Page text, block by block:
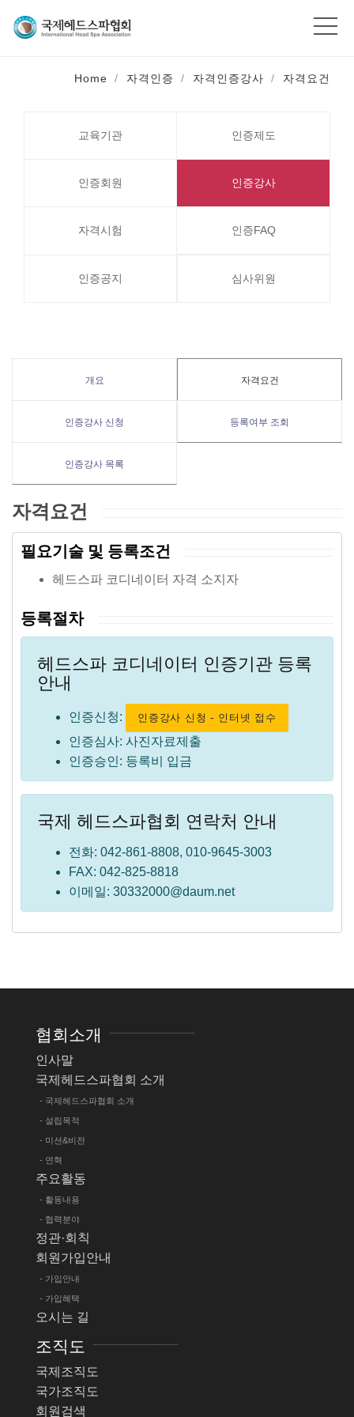
Home 자격인증 자격인증강사 자격요건
교육기관 인증제도
인증회원 인증강사
자격시험 인증FAQ
인증공지 심사위원
개요 자격요건
인증강사 신청 등록여부 조회
인증강사 목록
자격요건
필요기술 및 등록조건
헤드스파 코디네이터 자격 소지자
등록절차
헤드스파 코디네이터 인증기관 등록
안내
인증신청: 인증강사 신청 - 인터넷 접수
인증심사: 사진자료제출
인증승인: 등록비 입금
국제 헤드스파협회 연락처 안내
전화: 042-861-8808, 010-9645-3003
FAX: 042-825-8818
이메일: 30332000@daum.net
협회소개
인사말
국제헤드스파협회 소개
- 국제헤드스파협회 소개
- 설립목적
- 미션&비전
- 연혁
주요활동
- 활동내용
- 협력분야
정관·회칙
회원가입안내
- 가입안내
- 가입혜택
오시는 길
조직도
국제조직도
국가조직도
회원검색